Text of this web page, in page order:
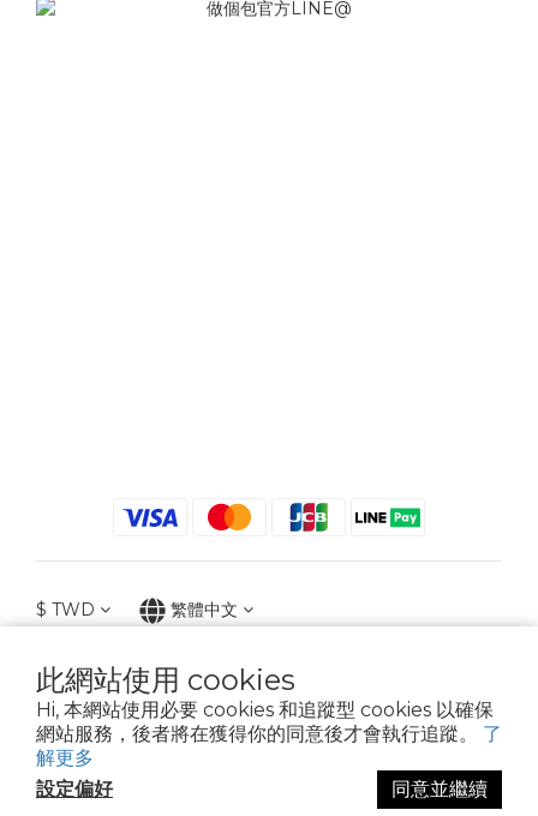
此網站使用 cookies
Hi, 本網站使用必要 cookies 和追蹤型 cookies 以確保
網站服務，後者將在獲得你的同意後才會執行追蹤。 了
解更多
設定偏好
同意並繼續
$ TWD 繁體中文
2021 © iGreenbag | DoaBag | Working Hrs 8:30 - 18:00｜新北市新莊區中正路
659-5號3樓 | 02-2903-8800 | 統編 : 28396448 (唯一統編無關係企業)